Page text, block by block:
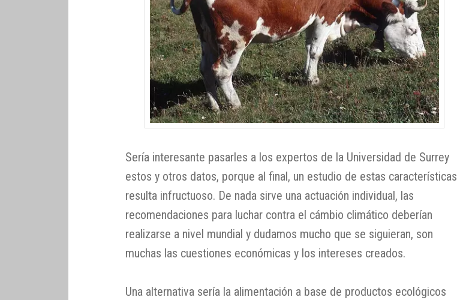
Sería interesante pasarles a los expertos de la Universidad de Surrey
estos y otros datos, porque al final, un estudio de estas características
resulta infructuoso. De nada sirve una actuación individual, las
recomendaciones para luchar contra el cámbio climático deberían
realizarse a nivel mundial y dudamos mucho que se siguieran, son
muchas las cuestiones económicas y los intereses creados.
Una alternativa sería la alimentación a base de productos ecológicos